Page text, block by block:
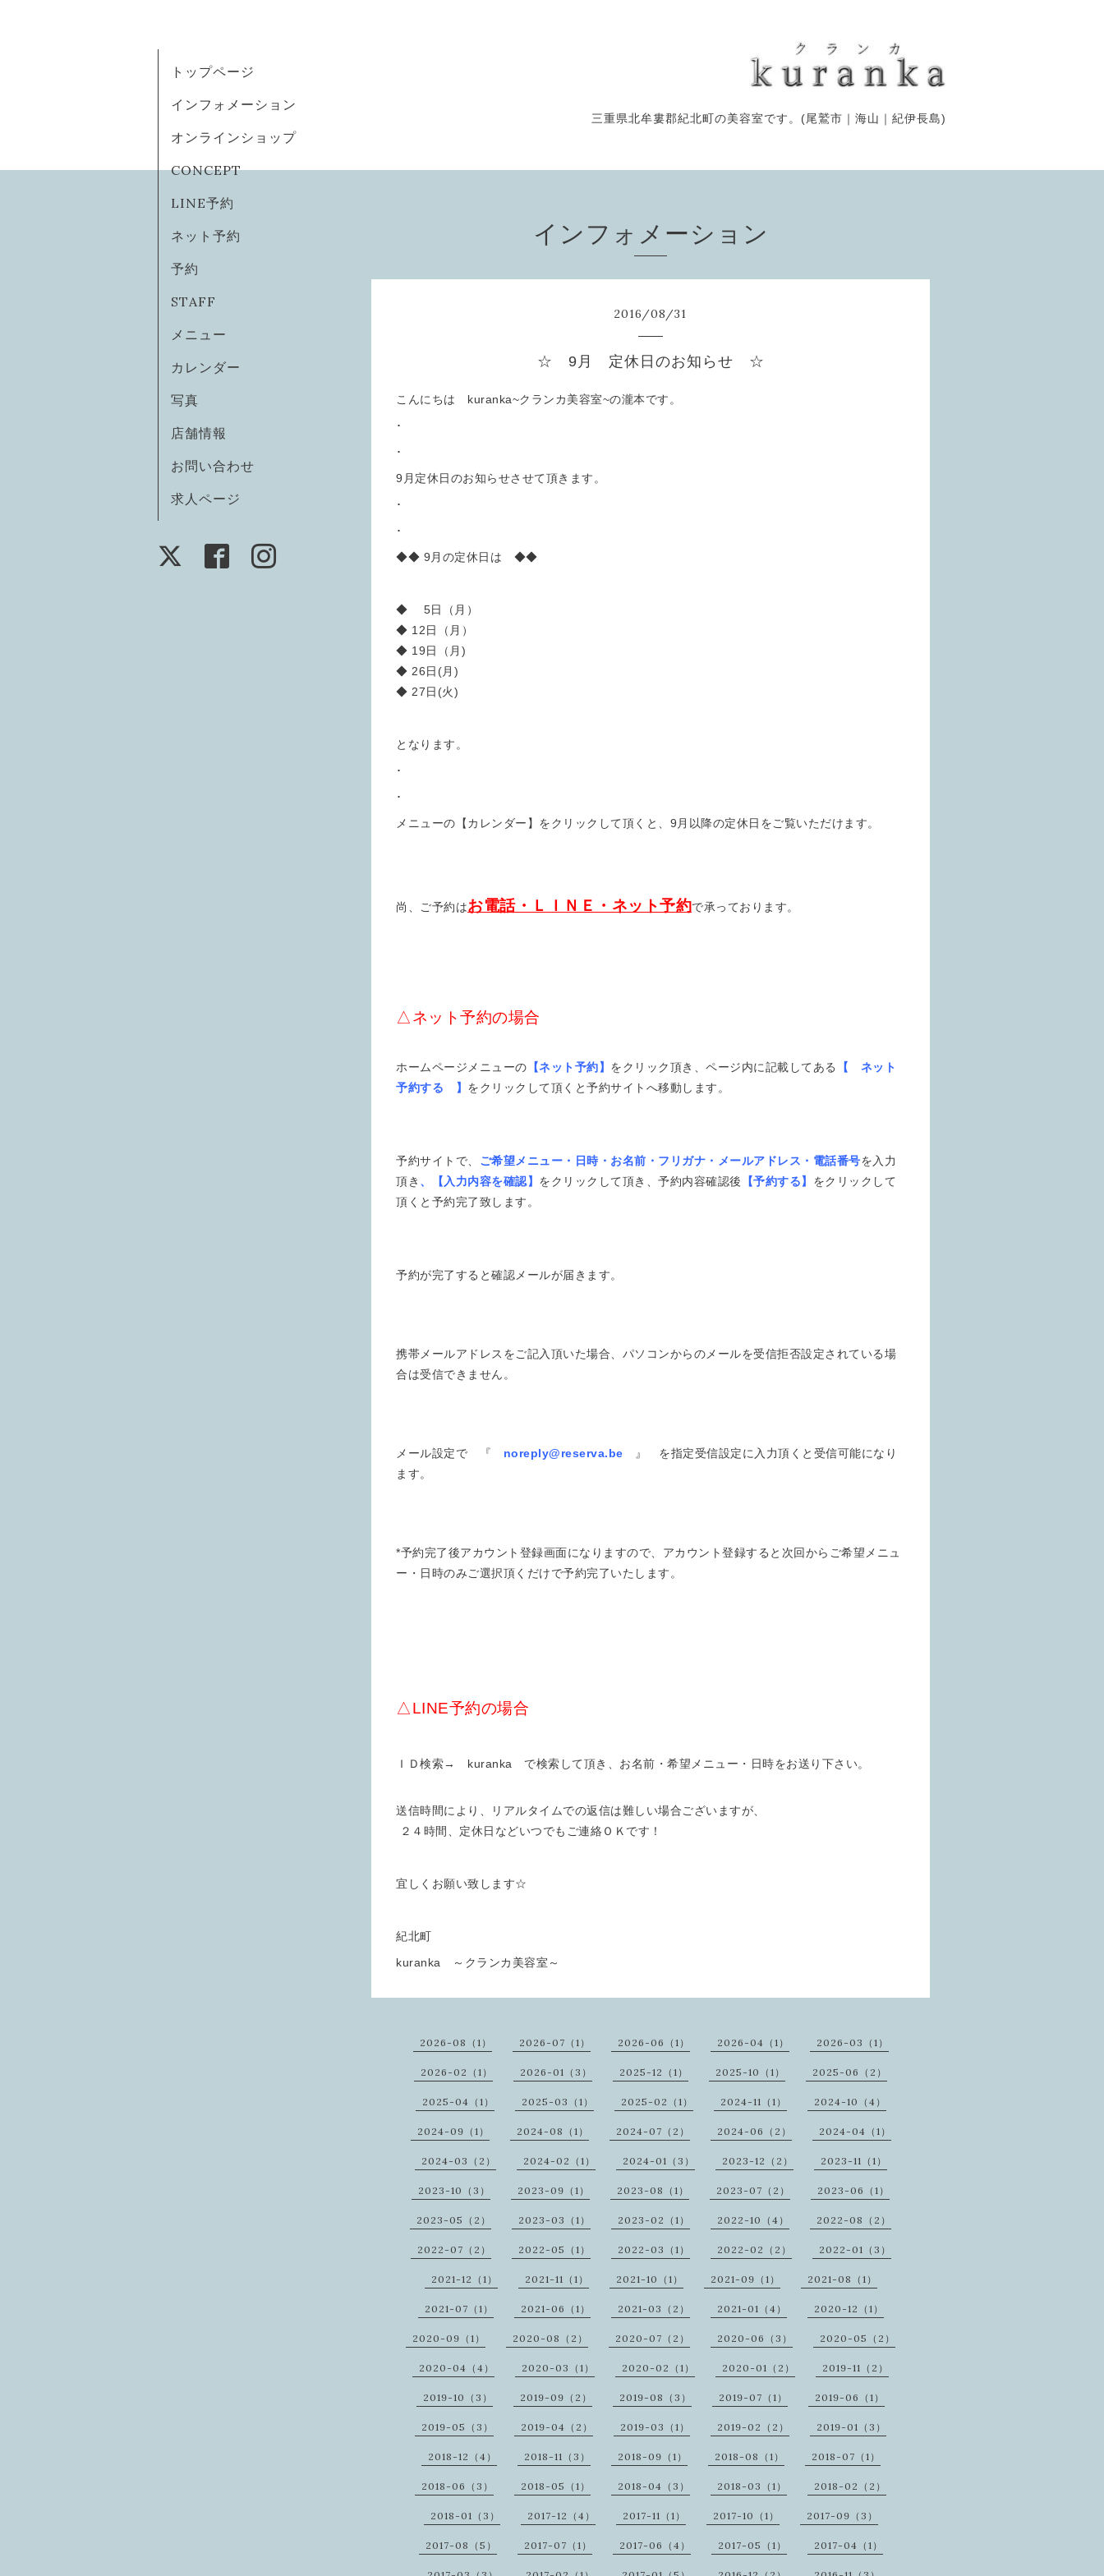
三重県北牟婁郡紀北町の美容室です。(尾鷲市｜海山｜紀伊長島)
トップページ
インフォメーション
オンラインショップ
CONCEPT
LINE予約
ネット予約
予約
STAFF
メニュー
カレンダー
写真
店舗情報
お問い合わせ
求人ページ
インフォメーション
2016/08/31
☆ 9月 定休日のお知らせ ☆
こんにちは kuranka~クランカ美容室~の瀧本です。
･
･
9月定休日のお知らせさせて頂きます。
･
･
◆◆ 9月の定休日は ◆◆
◆ 5日（月）
◆ 12日（月）
◆ 19日（月)
◆ 26日(月)
◆ 27日(火)
となります。
･
･
メニューの【カレンダー】をクリックして頂くと、9月以降の定休日をご覧いただけます。
尚、ご予約はお電話・ＬＩＮＥ・ネット予約で承っております。
△ネット予約の場合
ホームページメニューの 【ネット予約】 をクリック頂き、ページ内に記載してある
【 ネット
予約する 】 をクリックして頂くと予約サイトへ移動します。
予約サイトで、 ご希望メニュー・日時・お名前・フリガナ・メールアドレス・電話番号を入力
頂き 、【入力内容を確認】 をクリックして頂き、予約内容確認後 【予約する】 をクリックして
頂くと予約完了致します。
予約が完了すると確認メールが届きます。
携帯メールアドレスをご記入頂いた場合、パソコンからのメールを受信拒否設定されている場
合は受信できません。
メール設定で 『 noreply@reserva.be
』 を指定受信設定に入力頂くと受信可能になり
ます。
*予約完了後アカウント登録画面になりますので、アカウント登録すると次回からご希望メニュ
ー・日時のみご選択頂くだけで予約完了いたします。
△LINE予約の場合
ＩＤ検索→ kuranka で検索して頂き、お名前・希望メニュー・日時をお送り下さい。
送信時間により、リアルタイムでの返信は難しい場合ございますが、
２４時間、定休日などいつでもご連絡ＯＫです！
宜しくお願い致します☆
紀北町
kuranka ～クランカ美容室～
2026-08（1） 2026-07（1） 2026-06（1） 2026-04（1） 2026-03（1）
2026-02（1） 2026-01（3） 2025-12（1） 2025-10（1） 2025-06（2）
2025-04（1） 2025-03（1） 2025-02（1） 2024-11（1） 2024-10（4）
2024-09（1） 2024-08（1） 2024-07（2） 2024-06（2） 2024-04（1）
2024-03（2） 2024-02（1） 2024-01（3） 2023-12（2） 2023-11（1）
2023-10（3） 2023-09（1） 2023-08（1） 2023-07（2） 2023-06（1）
2023-05（2） 2023-03（1） 2023-02（1） 2022-10（4） 2022-08（2）
2022-07（2） 2022-05（1） 2022-03（1） 2022-02（2） 2022-01（3）
2021-12（1） 2021-11（1） 2021-10（1） 2021-09（1） 2021-08（1）
2021-07（1） 2021-06（1） 2021-03（2） 2021-01（4） 2020-12（1）
2020-09（1） 2020-08（2） 2020-07（2） 2020-06（3） 2020-05（2）
2020-04（4） 2020-03（1） 2020-02（1） 2020-01（2） 2019-11（2）
2019-10（3） 2019-09（2） 2019-08（3） 2019-07（1） 2019-06（1）
2019-05（3） 2019-04（2） 2019-03（1） 2019-02（2） 2019-01（3）
2018-12（4） 2018-11（3） 2018-09（1） 2018-08（1） 2018-07（1）
2018-06（3） 2018-05（1） 2018-04（3） 2018-03（1） 2018-02（2）
2018-01（3） 2017-12（4） 2017-11（1） 2017-10（1） 2017-09（3）
2017-08（5） 2017-07（1） 2017-06（4） 2017-05（1） 2017-04（1）